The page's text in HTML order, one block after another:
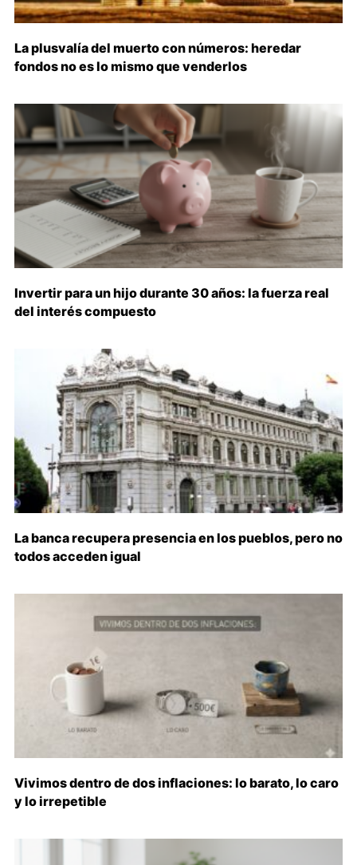
La plusvalía del muerto con números: heredar
fondos no es lo mismo que venderlos
Invertir para un hijo durante 30 años: la fuerza real
del interés compuesto
La banca recupera presencia en los pueblos, pero no
todos acceden igual
Vivimos dentro de dos inflaciones: lo barato, lo caro
y lo irrepetible